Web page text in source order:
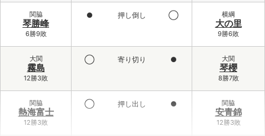
関脇
琴勝峰
6勝9敗
● 押し倒し ◯ 横綱
大の里
9勝6敗
大関
霧島
12勝3敗
◯ 寄り切り ● 大関
琴櫻
8勝7敗
関脇
熱海富士
12勝3敗
◯ 押し出し ● 関脇
安青錦
12勝3敗